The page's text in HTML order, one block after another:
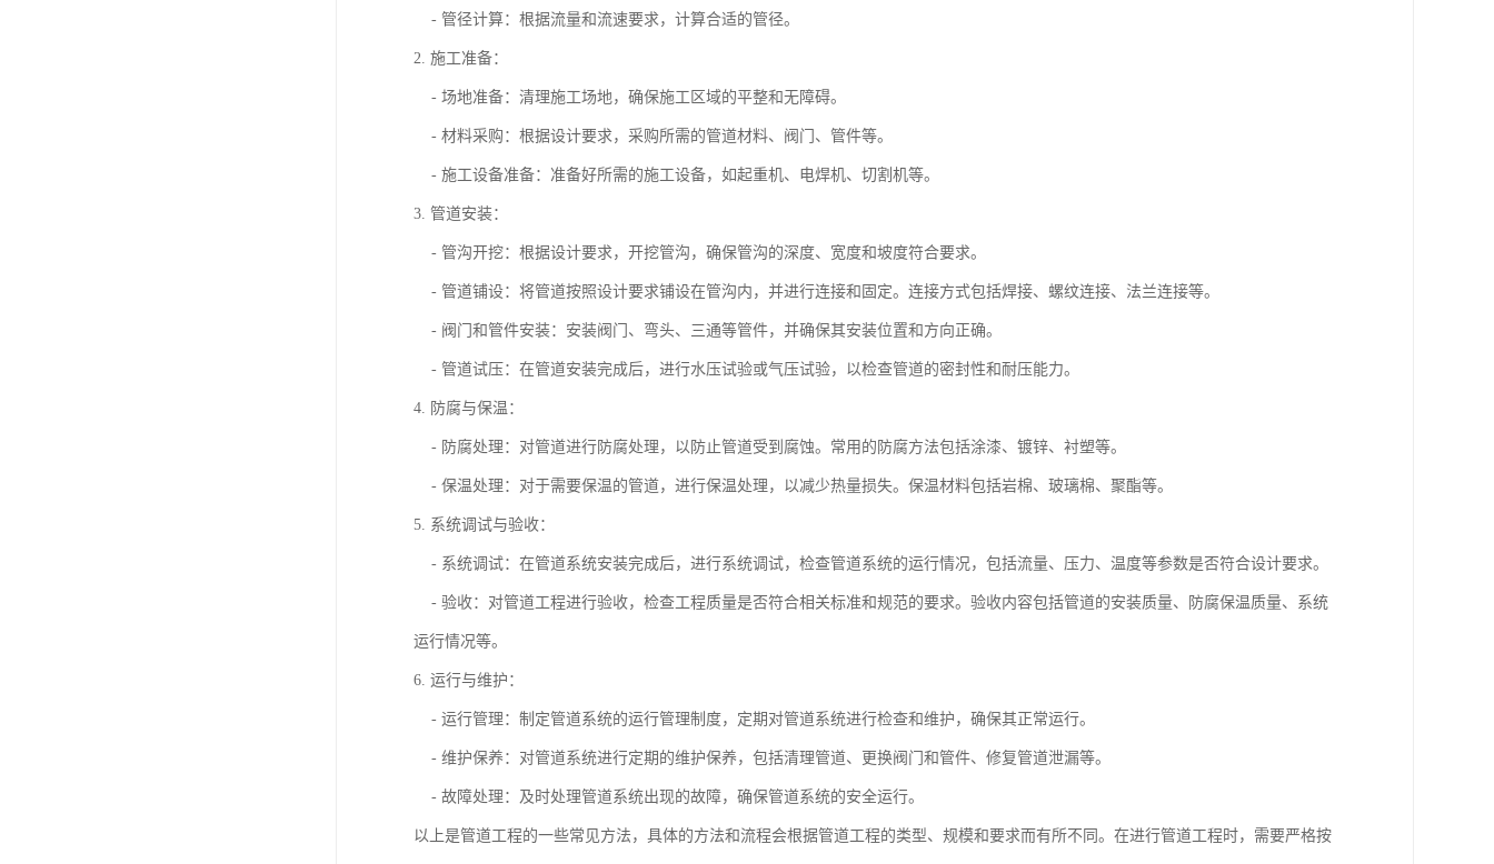
- 管径计算：根据流量和流速要求，计算合适的管径。
2. 施工准备：
- 场地准备：清理施工场地，确保施工区域的平整和无障碍。
- 材料采购：根据设计要求，采购所需的管道材料、阀门、管件等。
- 施工设备准备：准备好所需的施工设备，如起重机、电焊机、切割机等。
3. 管道安装：
- 管沟开挖：根据设计要求，开挖管沟，确保管沟的深度、宽度和坡度符合要求。
- 管道铺设：将管道按照设计要求铺设在管沟内，并进行连接和固定。连接方式包括焊接、螺纹连接、法兰连接等。
- 阀门和管件安装：安装阀门、弯头、三通等管件，并确保其安装位置和方向正确。
- 管道试压：在管道安装完成后，进行水压试验或气压试验，以检查管道的密封性和耐压能力。
4. 防腐与保温：
- 防腐处理：对管道进行防腐处理，以防止管道受到腐蚀。常用的防腐方法包括涂漆、镀锌、衬塑等。
- 保温处理：对于需要保温的管道，进行保温处理，以减少热量损失。保温材料包括岩棉、玻璃棉、聚酯等。
5. 系统调试与验收：
- 系统调试：在管道系统安装完成后，进行系统调试，检查管道系统的运行情况，包括流量、压力、温度等参数是否符合设计要求。
- 验收：对管道工程进行验收，检查工程质量是否符合相关标准和规范的要求。验收内容包括管道的安装质量、防腐保温质量、系统
运行情况等。
6. 运行与维护：
- 运行管理：制定管道系统的运行管理制度，定期对管道系统进行检查和维护，确保其正常运行。
- 维护保养：对管道系统进行定期的维护保养，包括清理管道、更换阀门和管件、修复管道泄漏等。
- 故障处理：及时处理管道系统出现的故障，确保管道系统的安全运行。
以上是管道工程的一些常见方法，具体的方法和流程会根据管道工程的类型、规模和要求而有所不同。在进行管道工程时，需要严格按